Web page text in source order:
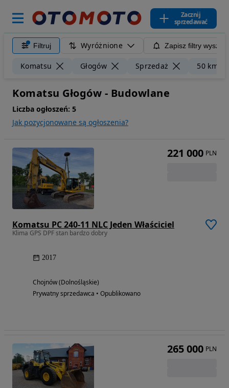
Zacznij
sprzedawać
Filtruj Wyróżnione Zapisz filtry
Komatsu Głogów Sprzedaż 50 km
Komatsu Głogów - Budowlane
Liczba ogłoszeń: 5
Jak pozycjonowane są ogłoszenia?
Komatsu PC 240-11 NLC Jeden Właściciel
Klima GPS DPF stan bardzo dobry
2017
Chojnów (Dolnośląskie)
Prywatny sprzedawca • Opublikowano
221 000 PLN
265 000 PLN